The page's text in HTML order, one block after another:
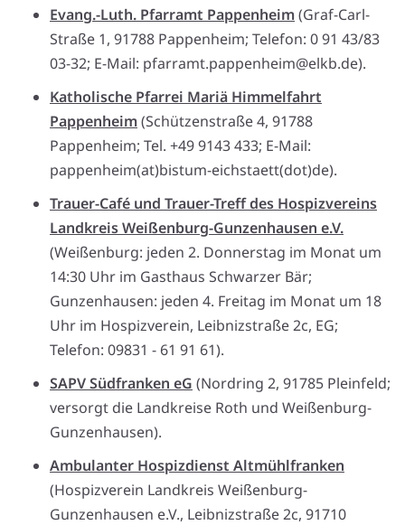
Evang.-Luth. Pfarramt Pappenheim(Graf-Carl-
Straße 1, 91788 Pappenheim; Telefon: 0 91 43/83
03-32; E-Mail: pfarramt.pappenheim@elkb.de).
Katholische Pfarrei Mariä Himmelfahrt
Pappenheim(Schützenstraße 4, 91788
Pappenheim; Tel. +49 9143 433; E-Mail:
pappenheim(at)bistum-eichstaett(dot)de).
Trauer-Café und Trauer-Treff des Hospizvereins
Landkreis Weißenburg-Gunzenhausen e.V.
(Weißenburg: jeden 2. Donnerstag im Monat um
14:30 Uhr im Gasthaus Schwarzer Bär;
Gunzenhausen: jeden 4. Freitag im Monat um 18
Uhr im Hospizverein, Leibnizstraße 2c, EG;
Telefon: 09831 - 61 91 61).
SAPV Südfranken eG (Nordring 2, 91785 Pleinfeld;
versorgt die Landkreise Roth und Weißenburg-
Gunzenhausen).
Ambulanter Hospizdienst Altmühlfranken
(Hospizverein Landkreis Weißenburg-
Gunzenhausen e.V., Leibnizstraße 2c, 91710